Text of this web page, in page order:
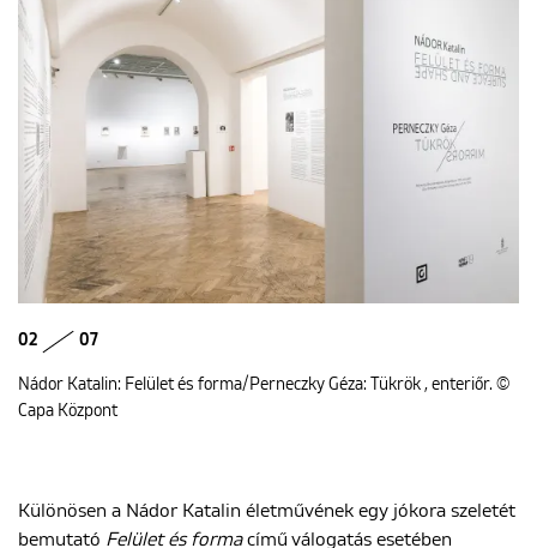
02 07
Nádor Katalin: Felület és forma/Perneczky Géza: Tükrök , enteriőr. ©
Capa Központ
Különösen a Nádor Katalin életművének egy jókora szeletét
bemutató Felület és formacímű válogatás esetében